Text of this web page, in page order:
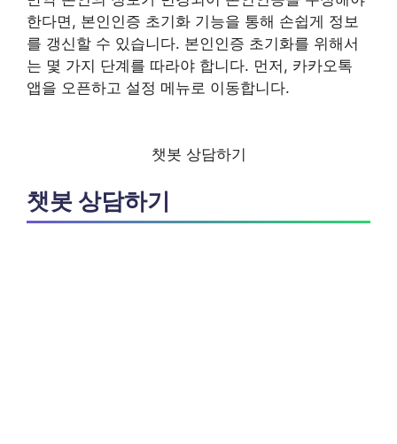
한다면, 본인인증 초기화 기능을 통해 손쉽게 정보
를 갱신할 수 있습니다. 본인인증 초기화를 위해서
는 몇 가지 단계를 따라야 합니다. 먼저, 카카오톡
앱을 오픈하고 설정 메뉴로 이동합니다.
챗봇 상담하기
챗봇 상담하기